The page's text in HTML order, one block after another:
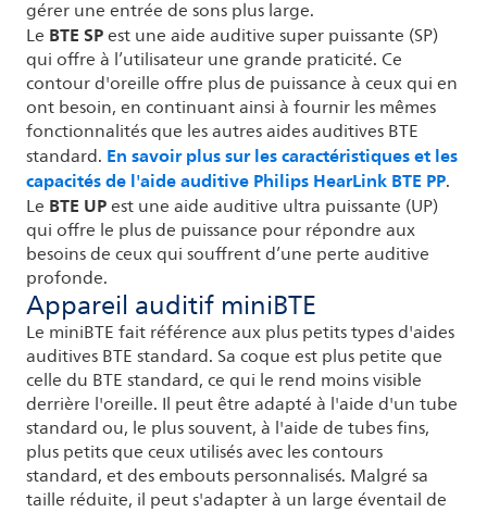
gérer une entrée de sons plus large.
Le BTE SPest une aide auditive super puissante (SP)
qui offre à l’utilisateur une grande praticité. Ce
contour d'oreille offre plus de puissance à ceux qui en
ont besoin, en continuant ainsi à fournir les mêmes
fonctionnalités que les autres aides auditives BTE
standard. En savoir plus sur les caractéristiques et les
capacités de l'aide auditive Philips HearLink BTE PP.
Le BTE UPest une aide auditive ultra puissante (UP)
qui offre le plus de puissance pour répondre aux
besoins de ceux qui souffrent d’une perte auditive
profonde.
Appareil auditif miniBTE
Le miniBTE fait référence aux plus petits types d'aides
auditives BTE standard. Sa coque est plus petite que
celle du BTE standard, ce qui le rend moins visible
derrière l'oreille. Il peut être adapté à l'aide d'un tube
standard ou, le plus souvent, à l'aide de tubes fins,
plus petits que ceux utilisés avec les contours
standard, et des embouts personnalisés. Malgré sa
taille réduite, il peut s'adapter à un large éventail de